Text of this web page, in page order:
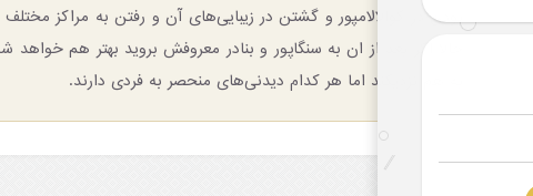
بودن در کوالالامپور و گشتن در زیبایی‌های آن و رفتن به مراکز
حالا اگر بعد از ان به سنگاپور و بنادر معروفش بروید بهتر هم
به هم نزدیکند اما هر کدام دیدنی‌های منحصر به فردی دارند.